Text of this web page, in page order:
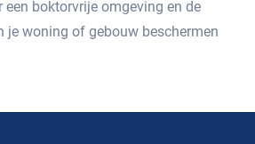
een boktorvrije omgeving en de
je woning of gebouw beschermen